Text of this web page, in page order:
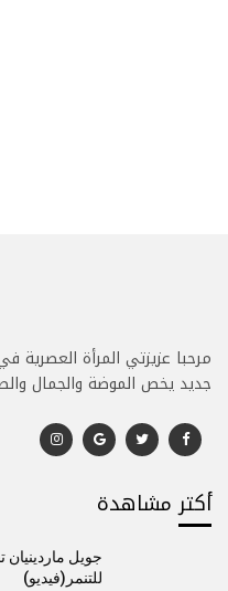
مرحبا عزيزتي المرأة
جديد يخص الموضة والجمال
أكتر مشاهدة
جويل
للتنمر(فيديو)